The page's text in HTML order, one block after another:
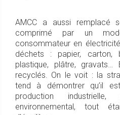
AMCC a aussi remplacé
comprimé par un
consommateur en
déchets : papier, carton,
plastique, plâtre,
recyclés. On le voit : la
tend à démontrer qu’il
production
environnemental, tout